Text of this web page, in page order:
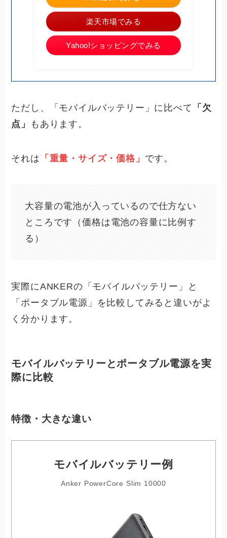
楽天市場でみる
Yahoo!ショッピングでみる
ただし、「モバイルバッテリー」に比べて
「欠
点」
もあります。
それは 「重量・サイズ・価格」 です。
大容量の電池が入っているので仕方ない
ところです（価格は電池の容量に比例す
る）
実際にANKERの 「モバイルバッテリー」と
「ポータブル電源」を比較 してみると違いがよ
く分かります。
モバイルバッテリーとポータブル電源を実
際に比較
特徴・大きな違い
モバイルバッテリー例
Anker PowerCore Slim 10000